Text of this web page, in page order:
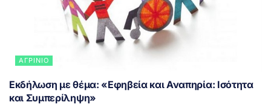
ΑΓΡΊΝΙΟ
Εκδήλωση με θέμα: «Εφηβεία και Αναπηρία: Ισότητα
και Συμπερίληψη»